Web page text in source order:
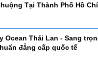
Tại Thành Phố Hồ
Ocean Thái Lan - Sang
đẳng cấp quốc tế